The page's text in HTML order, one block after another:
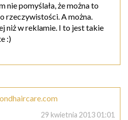
nie pomyślała, że można to
rzeczywistości. A można.
niż w reklamie. I to jest takie
:)
29 kwietnia 2013 01:01